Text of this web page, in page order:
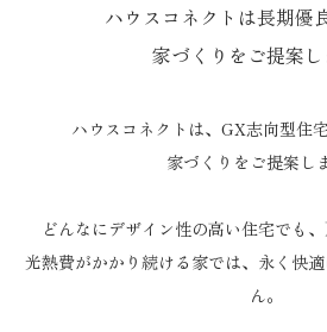
ハウスコネクトは長期優
家づくりをご提案し
ハウスコネクトは、GX志向型住
家づくりをご提案し
どんなにデザイン性の高い住宅でも、
光熱費がかかり続ける家では、永く快
ん。